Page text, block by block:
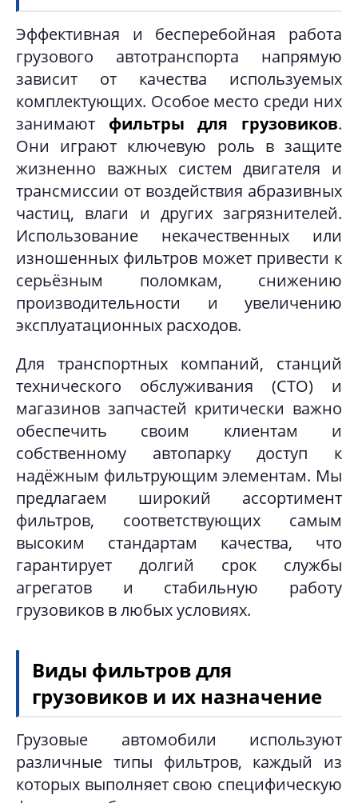
Эффективная и бесперебойная работа
грузового автотранспорта напрямую
зависит от качества используемых
комплектующих. Особое место среди них
занимают фильтры для грузовиков.
Они играют ключевую роль в защите
жизненно важных систем двигателя и
трансмиссии от воздействия абразивных
частиц, влаги и других загрязнителей.
Использование некачественных или
изношенных фильтров может привести к
серьёзным поломкам, снижению
производительности и увеличению
эксплуатационных расходов.
Для транспортных компаний, станций
технического обслуживания (СТО) и
магазинов запчастей критически важно
обеспечить своим клиентам и
собственному автопарку доступ к
надёжным фильтрующим элементам. Мы
предлагаем широкий ассортимент
фильтров, соответствующих самым
высоким стандартам качества, что
гарантирует долгий срок службы
агрегатов и стабильную работу
грузовиков в любых условиях.
Виды фильтров для
грузовиков и их назначение
Грузовые автомобили используют
различные типы фильтров, каждый из
которых выполняет свою специфическую